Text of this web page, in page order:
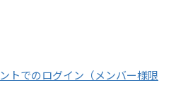
トでのログイン（メンバー様限